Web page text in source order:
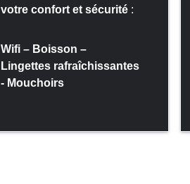
votre confort et sécurité:
Wifi – Boisson –
Lingettes rafraîchissantes
- Mouchoirs